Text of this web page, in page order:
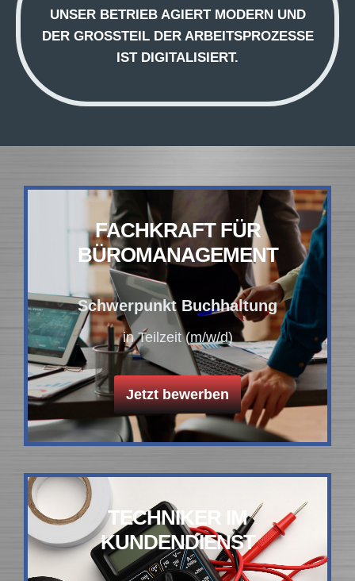
UNSER BETRIEB AGIERT MODERN UND
DER GROSSTEIL DER ARBEITSPROZESSE I
ST DIGITALISIERT.
FACHKRAFT FÜR
BÜROMANAGEMENT
Schwerpunkt Buchhaltung
in Teilzeit (m/w/d)
Jetzt bewerben
TECHNIKER IM
KUNDENDIENST